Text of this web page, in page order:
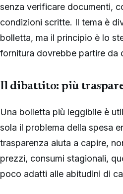
senza verificare documenti,
condizioni scritte. Il tema è
bolletta, ma il principio è lo
fornitura dovrebbe partire da
Il dibattito: più
Una bolletta più leggibile è
sola il problema della spesa
trasparenza aiuta a capire,
prezzi, consumi stagionali,
poco adatti alle abitudini di